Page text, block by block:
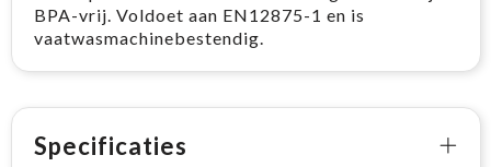
BPA-vrij. Voldoet aan EN12875-1 en is
vaatwasmachinebestendig.
Specificaties